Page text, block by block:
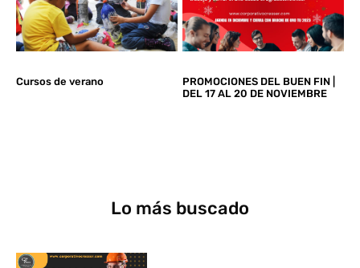
Cursos de verano
PROMOCIONES DEL BUEN FIN |
DEL 17 AL 20 DE NOVIEMBRE
Lo más buscado